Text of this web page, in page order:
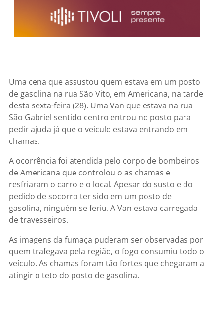
Uma cena que assustou quem estava em um posto
de gasolina na rua São Vito, em Americana, na tarde
desta sexta-feira (28). Uma Van que estava na rua
São Gabriel sentido centro entrou no posto para
pedir ajuda já que o veiculo estava entrando em
chamas.
A ocorrência foi atendida pelo corpo de bombeiros
de Americana que controlou o as chamas e
resfriaram o carro e o local. Apesar do susto e do
pedido de socorro ter sido em um posto de
gasolina, ninguém se feriu. A Van estava carregada
de travesseiros.
As imagens da fumaça puderam ser observadas por
quem trafegava pela região, o fogo consumiu todo o
veículo. As chamas foram tão fortes que chegaram a
atingir o teto do posto de gasolina.